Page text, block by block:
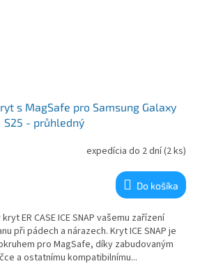
s MagSafe pro Samsung Galaxy
S25 - průhledný
expedícia do 2 dní(2 ks)
Do košíka
ER CASE ICE SNAP vašemu zařízení
při pádech a nárazech. Kryt ICE SNAP je
pro MagSafe, díky zabudovaným
a ostatnímu kompatibilnímu...